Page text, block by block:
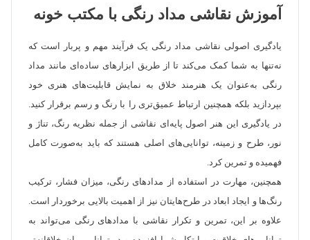
آموزش نقاشی مداد رنگی با مکتب خونه
یادگیری اصولی نقاشی مداد رنگی یک فرآیند مهم و پربار است که
نه‌تنها به شما کمک می‌کند تا از طریق ابزارهای ساده‌ای مانند مداد
رنگی به‌عنوان یک هنرمند خلاق به نمایش قابلیت‌های هنری خود
بپردازید بلکه همچنین ارتباط عمیق‌تری را با رنگ و رسم برقرار کنید.
در یادگیری این هنر اصول پایه‌ای نقاشی از جمله نظریه رنگ، تناژ و
نور، طرح و زمینه، توانایی‌های اصلی هستند که باید به‌صورت کامل
فهمیده و تمرین کرد.
همچنین، مهارت در استفاده از مدادهای رنگی، میزان فشار، ترکیب
رنگ‌ها و ایجاد ابعاد در طرح‌هایتان نیز از اهمیت بالایی برخوردار است.
علاوه بر این، تمرین و تکرار نقاشی با مدادهای رنگی می‌تواند به